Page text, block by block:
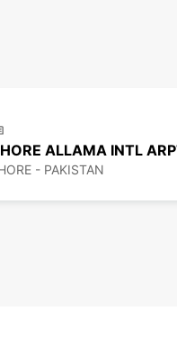
- PAKISTAN